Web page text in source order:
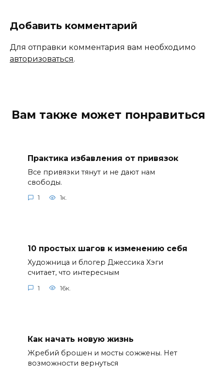
Добавить комментарий
Для отправки комментария вам необходимо
авторизоваться.
Вам также может понравиться
Практика избавления от привязок
Все привязки тянут и не дают нам
свободы.
1 1к.
10 простых шагов к изменению себя
Художница и блогер Джессика Хэги
считает, что интересным
1 16к.
Как начать новую жизнь
Жребий брошен и мосты сожжены. Нет
возможности вернуться